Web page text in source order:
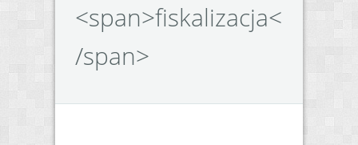
<span>fiskalizacja<
/span>